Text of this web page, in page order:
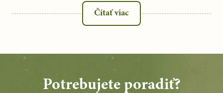
Čítať viac
Potrebujete poradiť?